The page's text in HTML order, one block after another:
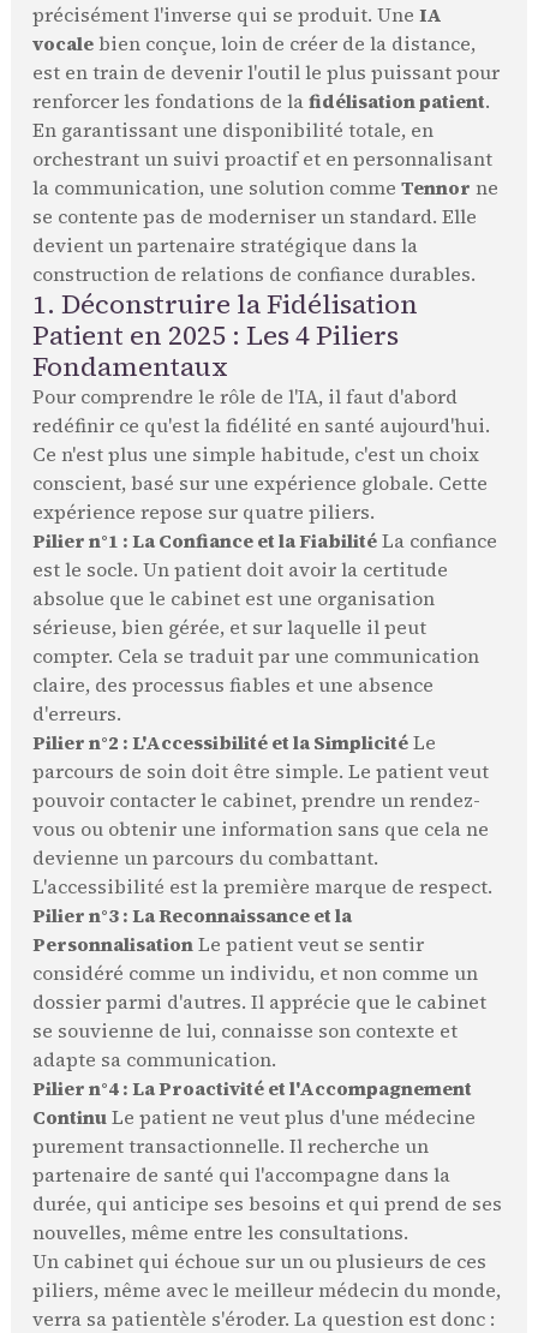
précisément l'inverse qui se produit. Une IA
vocalebien conçue, loin de créer de la distance,
est en train de devenir l'outil le plus puissant pour
renforcer les fondations de lafidélisation patient.
En garantissant une disponibilité totale, en
orchestrant un suivi proactif et en personnalisant
la communication, une solution comme Tennor ne
se contente pas de moderniser un standard. Elle
devient un partenaire stratégique dans la
construction de relations de confiance durables.
1. Déconstruire la Fidélisation
Patient en 2025 : Les 4 Piliers
Fondamentaux
Pour comprendre le rôle de l'IA, il faut d'abord
redéfinir ce qu'est la fidélité en santé aujourd'hui.
Ce n'est plus une simple habitude, c'est un choix
conscient, basé sur une expérience globale. Cette
expérience repose sur quatre piliers.
Pilier n°1 : La Confiance et la FiabilitéLa confiance
est le socle. Un patient doit avoir la certitude
absolue que le cabinet est une organisation
sérieuse, bien gérée, et sur laquelle il peut
compter. Cela se traduit par une communication
claire, des processus fiables et une absence
d'erreurs.
Pilier n°2 : L'Accessibilité et la SimplicitéLe
parcours de soin doit être simple. Le patient veut
pouvoir contacter le cabinet, prendre un rendez-
vous ou obtenir une information sans que cela ne
devienne un parcours du combattant.
L'accessibilité est la première marque de respect.
Pilier n°3 : La Reconnaissance et la
PersonnalisationLe patient veut se sentir
considéré comme un individu, et non comme un
dossier parmi d'autres. Il apprécie que le cabinet
se souvienne de lui, connaisse son contexte et
adapte sa communication.
Pilier n°4 : La Proactivité et l'Accompagnement
ContinuLe patient ne veut plus d'une médecine
purement transactionnelle. Il recherche un
partenaire de santé qui l'accompagne dans la
durée, qui anticipe ses besoins et qui prend de ses
nouvelles, même entre les consultations.
Un cabinet qui échoue sur un ou plusieurs de ces
piliers, même avec le meilleur médecin du monde,
verra sa patientèle s'éroder. La question est donc :